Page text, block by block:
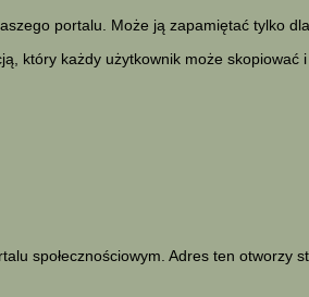
portalu. Może ją zapamiętać tylko
który każdy użytkownik może skopiować
społecznościowym. Adres ten otworzy